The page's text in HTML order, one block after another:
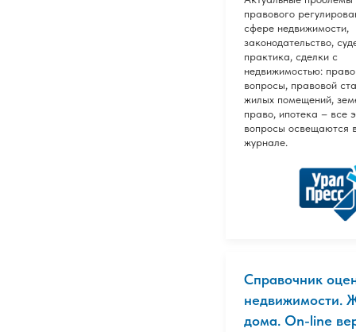
правового
сфере недвижимости,
законодательство,
практика, сделки с
недвижимостью:
вопросы, правовой
жилых помещений,
право, ипотека – все
вопросы освещаются
журнале.
Справочник
недвижимости.
дома. On-line